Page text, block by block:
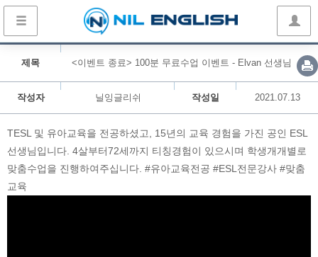
제목 <이벤트 종료> 100분 무료수업 이벤트 - Elvan 선생님
작성자 닐잉글리쉬 작성일 2021.07.13
TESL 및 유아교육을 전공하셨고, 15년의 교육 경험을 가진 공인 ESL
선생님입니다. 4살부터72세까지 티칭경험이 있으시며 학생개개별로
맞춤수업을 진행하여주십니다. #유아교육전공 #ESL전문강사 #맞춤
교육